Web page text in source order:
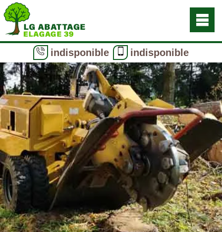
indisponible indisponible